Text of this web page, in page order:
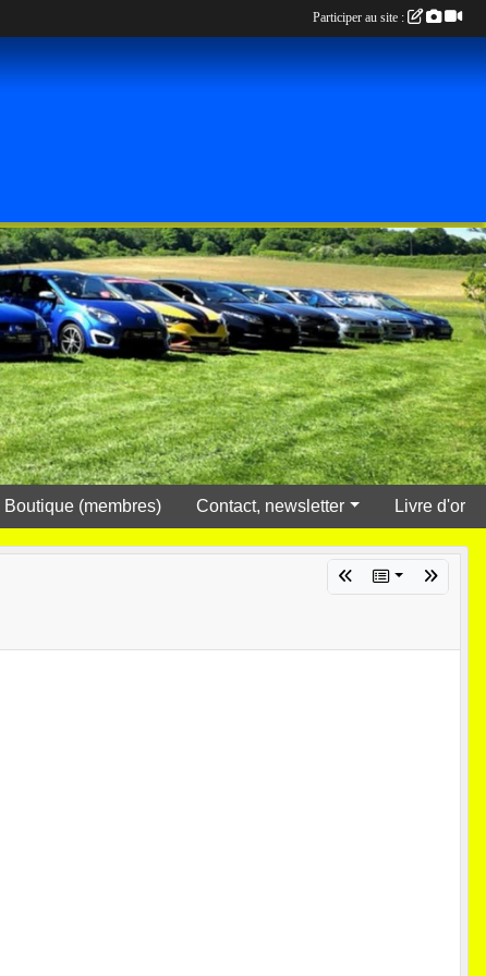
Boutique (membres) Contact, newsletter Livre d'or
Participer au site :